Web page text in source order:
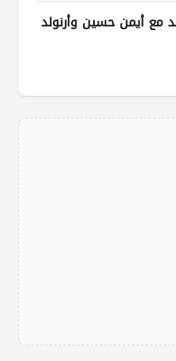
مع أيمن حسين وأرنولد